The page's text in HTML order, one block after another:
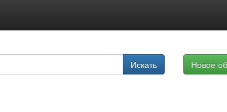
Искать Новое